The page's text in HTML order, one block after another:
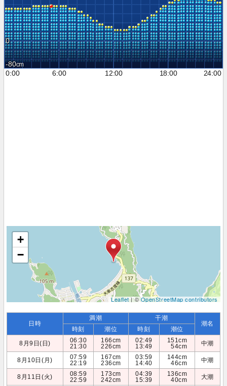
0
-80
0:00
6:00 12:00 18:00 24:00
+
−
Leaflet| ©OpenStreetMap contributors
日時
満潮 干潮
潮名
時刻 潮位 時刻
潮位
8月9日(日)
06:30
21:30
166cm
226cm
02:49
13:49
151cm
54cm
中潮
8月10日(月)
07:59
22:19
167cm
236cm
03:59
14:40
144cm
46cm
中潮
8月11日(火)
08:59
22:59
173cm
242cm
04:39
15:39
136cm
40cm
大潮